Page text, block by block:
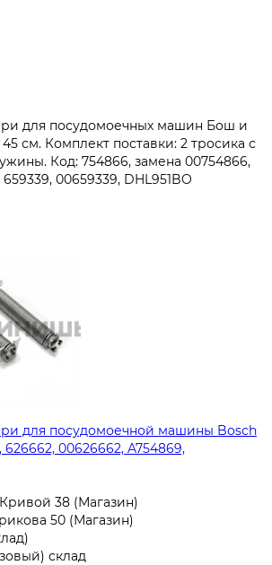
для посудомоечных машин Бош и
см. Комплект поставки: 2 тросика с
Код: 754866, замена 00754866,
00659339, DHL951BO
для посудомоечной машины Bosch
00626662, A754869,
38 (Магазин)
50 (Магазин)
склад